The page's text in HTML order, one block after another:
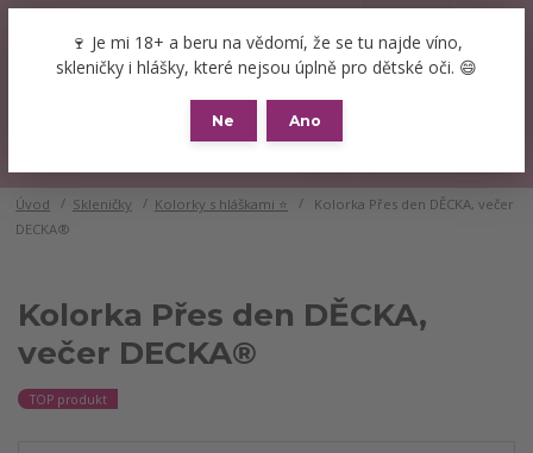
🍷 Je mi 18+ a beru na vědomí, že se tu najde víno,
skleničky i hlášky, které nejsou úplně pro dětské oči. 😄
Ne
Ano
0 Kč
Úvod Skleničky Kolorky s hláškami ⭐
Kolorka Přes den DĚCKA, večer
DECKA®
Kolorka Přes den DĚCKA,
večer DECKA®
TOP produkt